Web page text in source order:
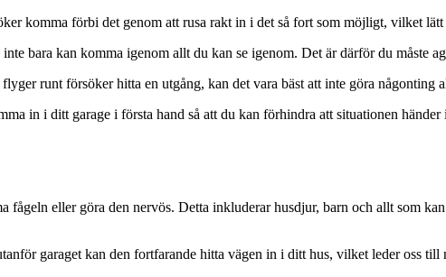
komma förbi det genom att rusa rakt in i det så fort som möjligt, vilket
bara kan komma igenom allt du kan se igenom. Det är därför du måste
runt försöker hitta en utgång, kan det vara bäst att inte göra någonting
in i ditt garage i första hand så att du kan förhindra att situationen
fågeln eller göra den nervös. Detta inkluderar husdjur, barn och allt som
garaget kan den fortfarande hitta vägen in i ditt hus, vilket leder oss till